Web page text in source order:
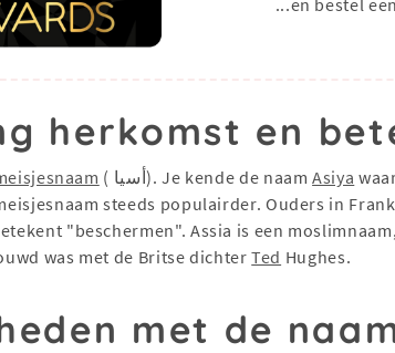
herkomst en
( أسيا). Je kende de naamAsiya
steeds populairder. Ouders in
"beschermen". Assia is een
was met de Britse dichterTed Hughes.
met de